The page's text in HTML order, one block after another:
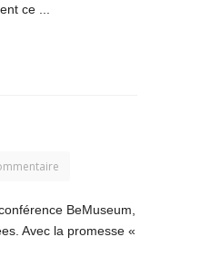
ce ...
BeMuseum,
Avec la promesse «